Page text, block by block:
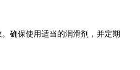
确保使用适当的润滑剂，并定期